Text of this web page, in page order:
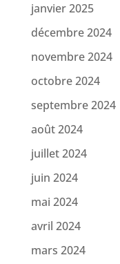
janvier 2025
décembre 2024
novembre 2024
octobre 2024
septembre 2024
août 2024
juillet 2024
juin 2024
mai 2024
avril 2024
mars 2024